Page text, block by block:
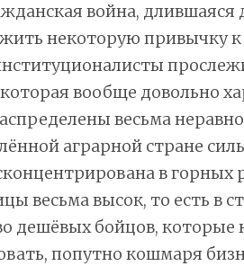
война, длившаяся
некоторую привычку
вообще довольно
весьма
аграрной стране
в горных
весьма высок, то есть в
дешёвых бойцов, которые
попутно кошмаря